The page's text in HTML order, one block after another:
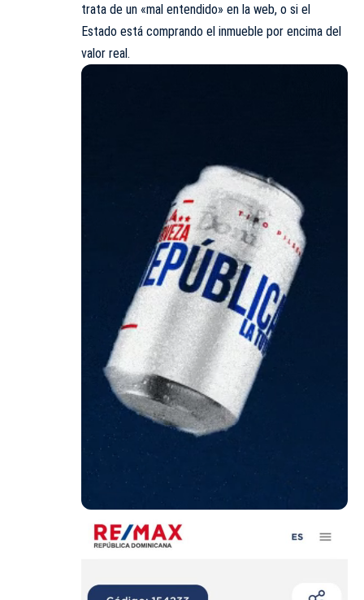
trata de un «mal entendido» en la web, o si el
Estado está comprando el inmueble por encima del
valor real.